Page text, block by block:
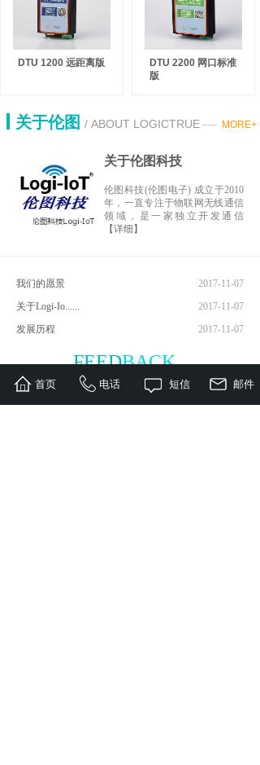
DTU 1200 远距离版
DTU 2200 网口标准
版
关于伦图科技
伦图科技(伦图电子) 成立于2010
年，一直专注于物联网无线通信
领域，是一家独立开发通信
【详细】
我们的愿景
2017-11-07
关于Logi-Io......
2017-11-07
发展历程
2017-11-07
关于伦图 / ABOUT LOGICTRUE MORE+
FEEDBACK
在线留言
首页 电话 短信 邮件